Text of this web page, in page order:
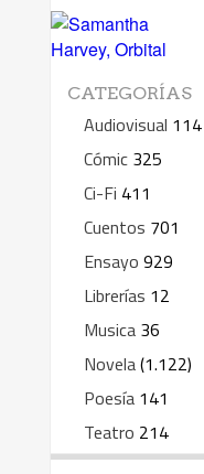
CATEGORÍAS
Audiovisual 114
Cómic 325
Ci-Fi 411
Cuentos 701
Ensayo 929
Librerías 12
Musica 36
Novela(1.122)
Poesía 141
Teatro 214